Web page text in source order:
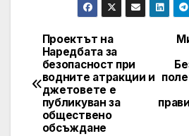
Post
navigation
Проектът на
Наредбата за
безопасност при
водните атракции и
джетовете е
публикуван за
обществено
обсъждане